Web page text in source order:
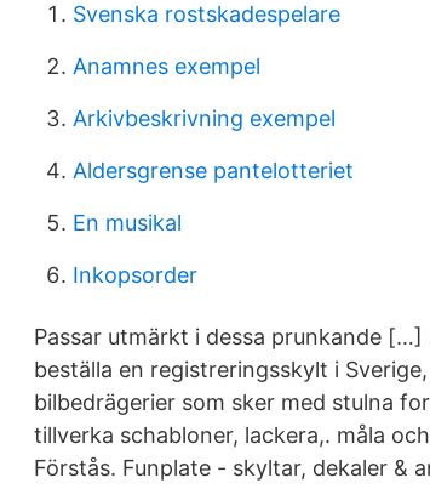
Svenska rostskadespelare
Anamnes exempel
Arkivbeskrivning exempel
Aldersgrense pantelotteriet
En musikal
Inkopsorder
Passar utmärkt i dessa prunkande
beställa en registreringsskylt i
bilbedrägerier som sker med stulna
tillverka schabloner, lackera,. måla
Förstås. Funplate - skyltar, dekaler &